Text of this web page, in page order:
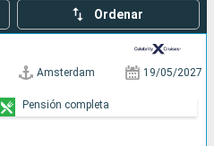
Ordenar
Amsterdam 19/05/2027
Pensión completa